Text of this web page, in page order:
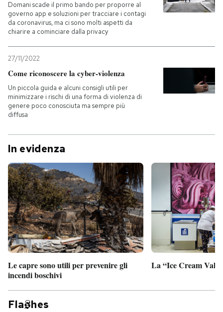
Domani scade il primo bando per proporre al
governo app e soluzioni per tracciare i contagi
da coronavirus, ma ci sono molti aspetti da
chiarire a cominciare dalla privacy
27/11/2022
Come riconoscere la cyber-violenza
Un piccola guida e alcuni consigli utili per
minimizzare i rischi di una forma di violenza di
genere poco conosciuta ma sempre più
diffusa
In evidenza
Le capre sono utili per prevenire gli
incendi boschivi
La “Ice Cream
Fla hes